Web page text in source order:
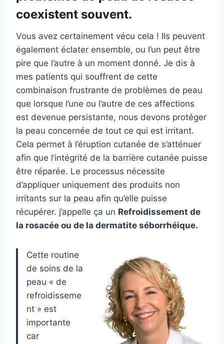
coexistent souvent.
Vous avez certainement vécu cela ! Ils peuvent
également éclater ensemble, ou l’un peut être
pire que l’autre à un moment donné. Je dis à
mes patients qui souffrent de cette
combinaison frustrante de problèmes de peau
que lorsque l’une ou l’autre de ces affections
est devenue persistante, nous devons protéger
la peau concernée de tout ce qui est irritant.
Cela permet à l’éruption cutanée de s’atténuer
afin que l’intégrité de la barrière cutanée puisse
être réparée. Le processus nécessite
d’appliquer uniquement des produits non
irritants sur la peau afin qu’elle puisse
récupérer. j’appelle ça un Refroidissement de
la rosacée ou de la dermatite séborrhéique.
Cette routine
de soins de la
peau « de
refroidisseme
nt » est
importante
car